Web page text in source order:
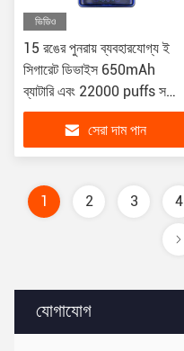
যোগাযোগ
ভিডিও
15 রঙের পুনরায় ব্যবহারযোগ্য ই
সিগারেট ডিভাইস 650mAh
ব্যাটারি এবং 22000 puffs সঙ্গে
রিচার্জেবল Vaporizer
সেরা দাম পান
1 2 3 4